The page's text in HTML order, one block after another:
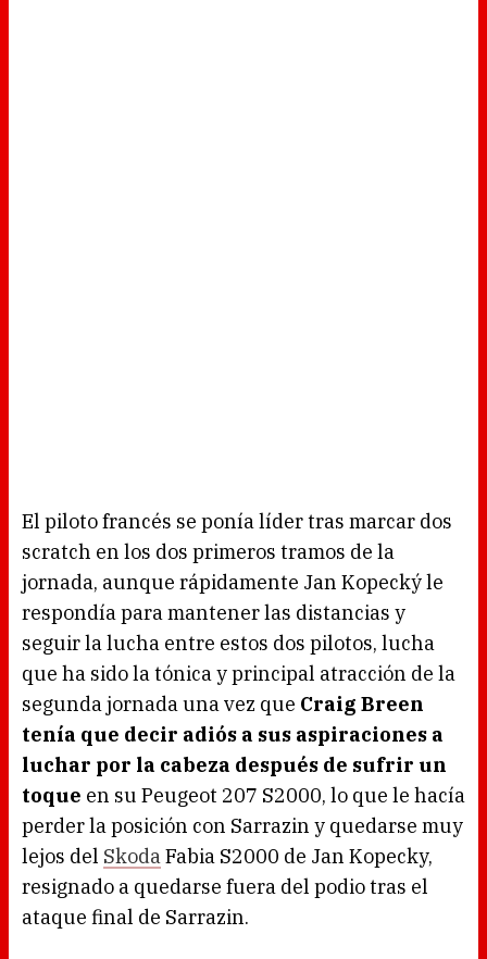
El piloto francés se ponía líder tras marcar dos
scratch en los dos primeros tramos de la
jornada, aunque rápidamente Jan Kopecký le
respondía para mantener las distancias y
seguir la lucha entre estos dos pilotos, lucha
que ha sido la tónica y principal atracción de la
segunda jornada una vez que Craig Breen
tenía que decir adiós a sus aspiraciones a
luchar por la cabeza después de sufrir un
toque en su Peugeot 207 S2000, lo que le hacía
perder la posición con Sarrazin y quedarse muy
lejos del SkodaFabia S2000 de Jan Kopecky,
resignado a quedarse fuera del podio tras el
ataque final de Sarrazin.